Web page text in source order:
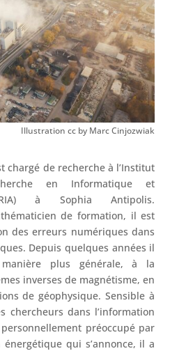
Illustration cc by Marc Cinjozwiak
chargé de recherche à l’Institut
en Informatique et
à Sophia Antipolis.
de formation, il est
des erreurs numériques dans
Depuis quelques années il
manière plus générale, à la
inverses de magnétisme, en
de géophysique. Sensible à
chercheurs dans l’information
préoccupé par
qui s’annonce, il a